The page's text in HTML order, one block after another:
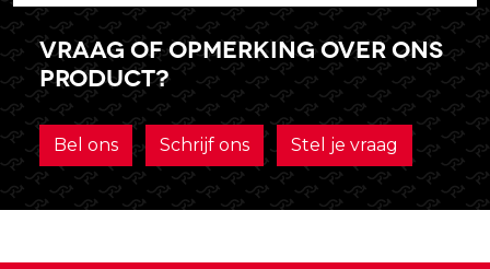
Vraag of opmerking over ons
product?
Bel ons Schrijf ons Stel je vraag